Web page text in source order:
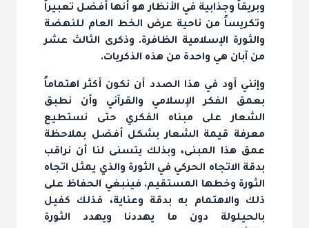
وبريقاً وجذابية في الأنظار هو أنها أفضل تعبيراً
وتكريساً من ناحية عرض الخط العام للنهضة
والثورة الإسلامية الظافرة. وذكرى الثالث عشر
من آبان هي واحدة من هذه الذكريات.
وإنني أود في هذا الصدد أن نكون أكثر اهتماماً
بعمق الفكر الإسلامي والقرآني وأن نطبق
الشعار على مبناه الفكري حتى نستطيع
معرفة قيمة الشعار بشكل أفضل بملاحظة
عمق هذا المبنى، وبذلك يتسنى لنا أن نراقب
بدقة الاتجاه الحركي في الثورة والذي يمثل اتجاه
الثورة وخطها المستقيم. فينبغي الحفاظ على
ذلك والاهتمام به بدقة وعناية، فذلك كفيل
بالحيلولة دون ما يهددنا ويهدد الثورة